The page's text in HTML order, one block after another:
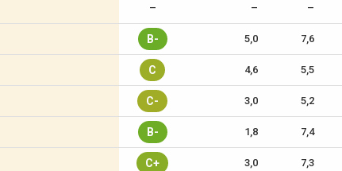
– – –
B- 5,0 7,6
C 4,6 5,5
C- 3,0 5,2
B- 1,8 7,4
C+ 3,0 7,3